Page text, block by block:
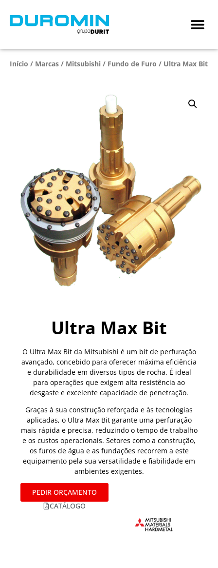
Início / Marcas / Mitsubishi / Fundo de Furo / Ultra Max Bit
Ultra Max Bit
O Ultra Max Bit da Mitsubishi é um bit de perfuração
avançado, concebido para oferecer máxima eficiência
e durabilidade em diversos tipos de rocha. É ideal
para operações que exigem alta resistência ao
desgaste e excelente capacidade de penetração.
Graças à sua construção reforçada e às tecnologias
aplicadas, o Ultra Max Bit garante uma perfuração
mais rápida e precisa, reduzindo o tempo de trabalho
e os custos operacionais. Setores como a construção,
os furos de água e as fundações recorrem a este
equipamento pela sua versatilidade e fiabilidade em
ambientes exigentes.
PEDIR ORÇAMENTO
CATÁLOGO